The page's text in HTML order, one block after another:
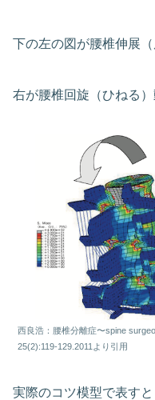
下の左の図が腰椎伸展（
右が腰椎回旋（ひねる
西良浩：腰椎分離症〜spine
25(2):119-129.2011より引用
実際のコツ模型で表すと